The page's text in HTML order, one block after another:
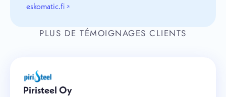
eskomatic.fi ↗
PLUS DE TÉMOIGNAGES CLIENTS
Piristeel Oy